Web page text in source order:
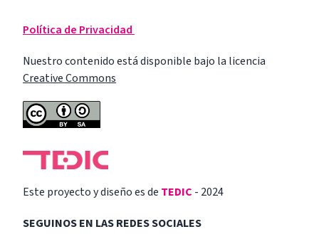
Política de Privacidad
Nuestro contenido está disponible bajo la licencia
Creative Commons
Este proyecto y diseño es de TEDIC - 2024
SEGUINOS EN LAS REDES SOCIALES